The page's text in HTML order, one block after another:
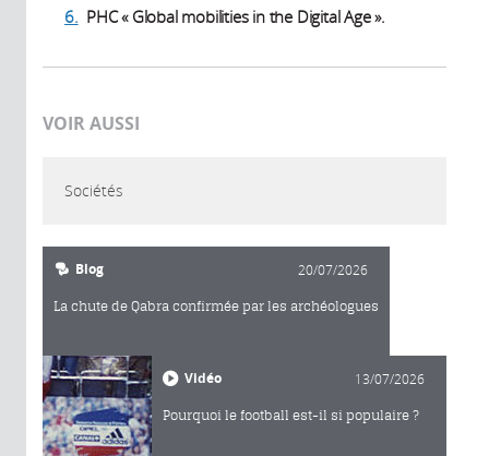
6. PHC « Global mobilities in the Digital Age ».
VOIR AUSSI
Sociétés
Blog 20/07/2026
La chute de Qabra confirmée par les archéologues
Vidéo 13/07/2026
Pourquoi le football est-il si populaire ?